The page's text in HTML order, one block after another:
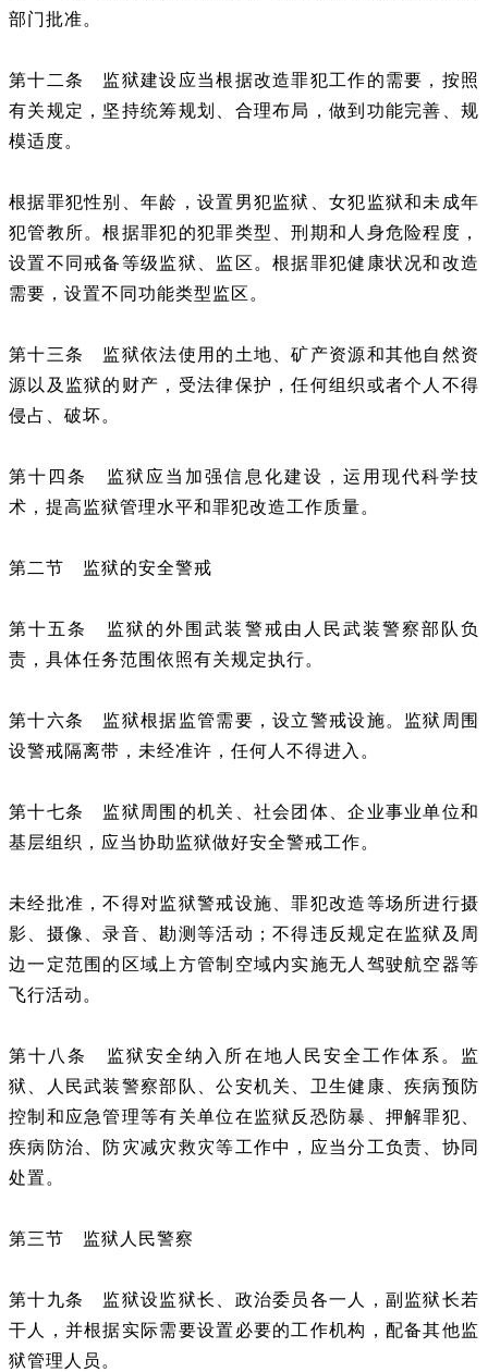
部门批准。
第十二条 监狱建设应当根据改造罪犯工作的需要，按照
有关规定，坚持统筹规划、合理布局，做到功能完善、规
模适度。
根据罪犯性别、年龄，设置男犯监狱、女犯监狱和未成年
犯管教所。根据罪犯的犯罪类型、刑期和人身危险程度，
设置不同戒备等级监狱、监区。根据罪犯健康状况和改造
需要，设置不同功能类型监区。
第十三条 监狱依法使用的土地、矿产资源和其他自然资
源以及监狱的财产，受法律保护，任何组织或者个人不得
侵占、破坏。
第十四条 监狱应当加强信息化建设，运用现代科学技
术，提高监狱管理水平和罪犯改造工作质量。
第二节 监狱的安全警戒
第十五条 监狱的外围武装警戒由人民武装警察部队负
责，具体任务范围依照有关规定执行。
第十六条 监狱根据监管需要，设立警戒设施。监狱周围
设警戒隔离带，未经准许，任何人不得进入。
第十七条 监狱周围的机关、社会团体、企业事业单位和
基层组织，应当协助监狱做好安全警戒工作。
未经批准，不得对监狱警戒设施、罪犯改造等场所进行摄
影、摄像、录音、勘测等活动；不得违反规定在监狱及周
边一定范围的区域上方管制空域内实施无人驾驶航空器等
飞行活动。
第十八条 监狱安全纳入所在地人民安全工作体系。监
狱、人民武装警察部队、公安机关、卫生健康、疾病预防
控制和应急管理等有关单位在监狱反恐防暴、押解罪犯、
疾病防治、防灾减灾救灾等工作中，应当分工负责、协同
处置。
第三节 监狱人民警察
第十九条 监狱设监狱长、政治委员各一人，副监狱长若
干人，并根据实际需要设置必要的工作机构，配备其他监
狱管理人员。